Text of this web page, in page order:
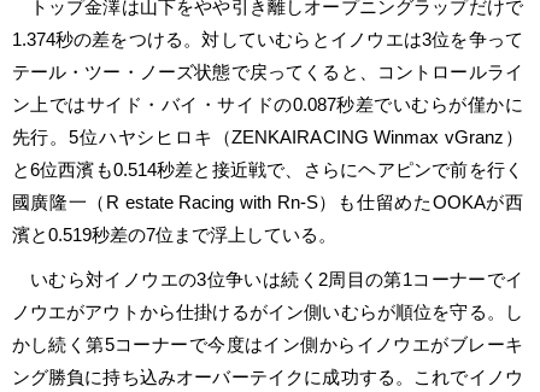
トップ金澤は山下をやや引き離しオープニングラップだけで
1.374秒の差をつける。対していむらとイノウエは3位を争って
テール・ツー・ノーズ状態で戻ってくると、コントロールライ
ン上ではサイド・バイ・サイドの0.087秒差でいむらが僅かに
先行。5位ハヤシヒロキ（ZENKAIRACING Winmax vGranz）
と6位西濱も0.514秒差と接近戦で、さらにヘアピンで前を行く
國廣隆一（R estate Racing with Rn-S）も仕留めたOOKAが西
濱と0.519秒差の7位まで浮上している。
いむら対イノウエの3位争いは続く2周目の第1コーナーでイ
ノウエがアウトから仕掛けるがイン側いむらが順位を守る。し
かし続く第5コーナーで今度はイン側からイノウエがブレーキ
ング勝負に持ち込みオーバーテイクに成功する。これでイノウ